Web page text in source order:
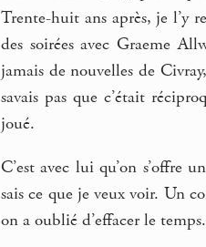
Trente-huit ans après, je l’y
des soirées avec Graeme
jamais de nouvelles de
savais pas que c’était
joué.
C’est avec lui qu’on s’offre
sais ce que je veux voir. Un
on a oublié d’effacer le temps.